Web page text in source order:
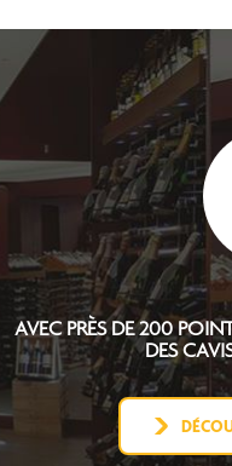
AVEC PRÈS DE 200
DES